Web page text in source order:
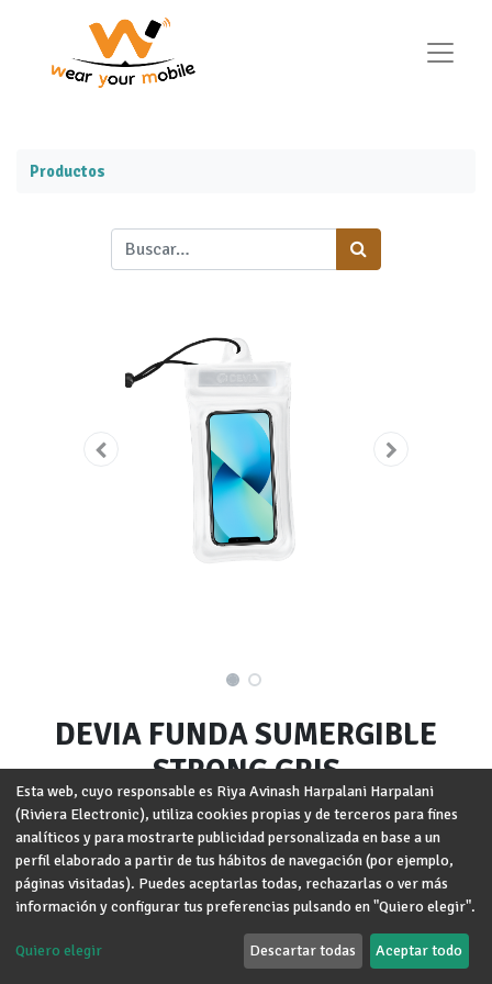
Productos
DEVIA FUNDA SUMERGIBLE
STRONG GRIS
Marca :DEVIA
Términos y condiciones
Garantía de devolución de 30 días
Envío: 2-3 días laborales
Esta web, cuyo responsable es Riya Avinash Harpalani Harpalani
(Riviera Electronic), utiliza cookies propias y de terceros para fines
analíticos y para mostrarte publicidad personalizada en base a un
perfil elaborado a partir de tus hábitos de navegación (por ejemplo,
páginas visitadas). Puedes aceptarlas todas, rechazarlas o ver más
información y configurar tus preferencias pulsando en "Quiero elegir".
Quiero elegir Descartar todas Aceptar todo